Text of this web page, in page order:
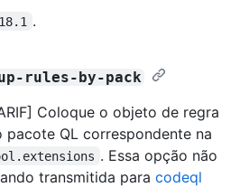
.
rules-by-pack
Coloque o objeto de regra
pacote QL correspondente na
. Essa opção não
transmitida para codeql